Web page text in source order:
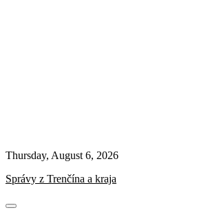
Thursday, August 6, 2026
Správy z Trenčína a kraja